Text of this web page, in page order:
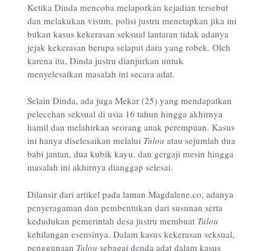
Ketika Dinda mencoba melaporkan kejadian tersebut
dan melakukan visum, polisi justru menetapkan jika ini
bukan kasus kekerasan seksual lantaran tidak adanya
jejak kekerasan berupa selaput dara yang robek. Oleh
karena itu, Dinda justru dianjurkan untuk
menyelesaikan masalah ini secara adat.
Selain Dinda, ada juga Mekar (25) yang mendapatkan
pelecehan seksual di usia 16 tahun hingga akhirnya
hamil dan melahirkan seorang anak perempuan. Kasus
ini hanya diselesaikan melalui Tulou atau sejumlah dua
babi jantan, dua kubik kayu, dan gergaji mesin hingga
masalah ini akhirnya dianggap selesai.
Dilansir dari artikel pada laman Magdalene.co, adanya
penyeragaman dan pembentukan dari susunan serta
kedudukan pemerintah desa justru membuat Tulou
kehilangan esensinya. Dalam kasus kekerasan seksual,
penggunaan Tulou sebagai denda adat dalam kasus